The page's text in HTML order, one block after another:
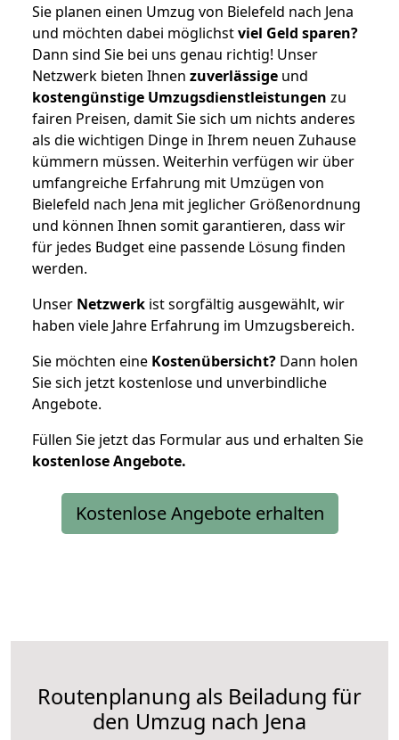
Sie planen einen Umzug von Bielefeld nach Jena
und möchten dabei möglichstviel Geld sparen?
Dann sind Sie bei uns genau richtig! Unser
Netzwerk bieten Ihnen zuverlässige und
kostengünstige Umzugsdienstleistungen zu
fairen Preisen, damit Sie sich um nichts anderes
als die wichtigen Dinge in Ihrem neuen Zuhause
kümmern müssen. Weiterhin verfügen wir über
umfangreiche Erfahrung mit Umzügen von
Bielefeld nach Jena mit jeglicher Größenordnung
und können Ihnen somit garantieren, dass wir
für jedes Budget eine passende Lösung finden
werden.
Unser Netzwerk ist sorgfältig ausgewählt, wir
haben viele Jahre Erfahrung im Umzugsbereich.
Sie möchten eine Kostenübersicht? Dann holen
Sie sich jetzt kostenlose und unverbindliche
Angebote.
Füllen Sie jetzt das Formular aus und erhalten Sie
kostenloseAngebote.
Kostenlose Angebote erhalten
Routenplanung als Beiladung für
den Umzug nach Jena